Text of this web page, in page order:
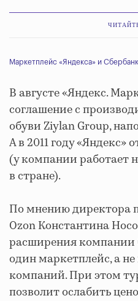
Маркетплейс «Яндекса» и
В августе «Яндекс.
соглашение с
обуви Ziylan Group,
А в 2011 году
(у компании работает
в стране).
По мнению директора
Ozon Константина
расширения компании
один маркетплейс, а
компаний. При этом
позволит ослабить